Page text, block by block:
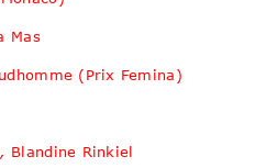
Mas
(Prix Femina)
Blandine Rinkiel